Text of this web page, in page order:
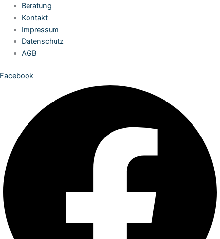
Zum
Inhalt
springen
Beratung
Kontakt
Impressum
Datenschutz
AGB
Facebook